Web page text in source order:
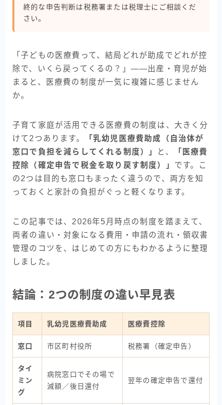
終的な申告判断は税務署または税理士にご相談くだ
さい。
「子どもの医療費って、結局どれが助成でどれが控
除で、いくら戻ってくるの？」——出産・育児が始
まると、医療費の制度が一気に複雑に感じません
か。
子育て家庭が活用できる医療費の制度は、大きく分
けて2つあります。
「乳幼児医療費助成（自治体が
窓口で負担を減らしてくれる制度）」
と、
「医療費
控除（確定申告で税金を取り戻す制度）」 です。こ
の2つは目的も窓口もまったく違うので、両方を知
っておくと家計の負担がぐっと軽くなります。
この記事では、2026年5月時点の制度を踏まえて、
両者の違い・対象になる費用・申請の流れ・領収書
管理のコツを、はじめての方にもわかるように整理
しました。
結論：2つの制度の違い早見表
項目 乳幼児医療費助成 医療費控除
窓口 市区町村役所 税務署（確定申告）
タイ
ミン
グ
病院窓口でその場で
減額／後日還付
翌年の確定申告で還付